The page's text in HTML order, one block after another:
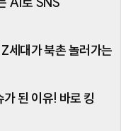
세대가 북촌 놀러가는
된 이유! 바로 킹